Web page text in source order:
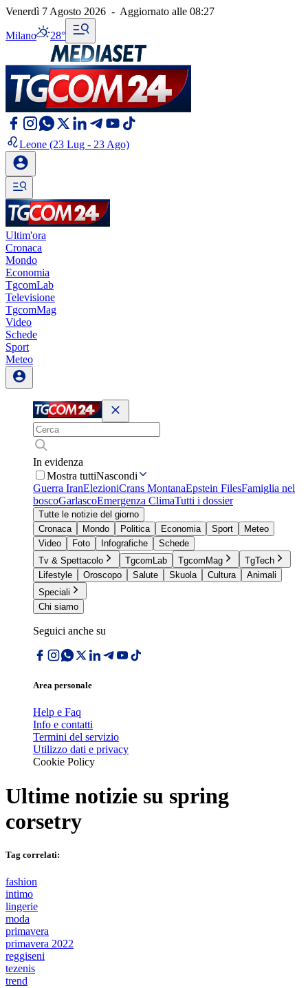
Venerdì 7 Agosto 2026 - Aggiornato alle 08:27
Milano 28°
Leone (23 Lug - 23 Ago)
Ultim'ora
Cronaca
Mondo
Economia
TgcomLab
Televisione
TgcomMag
Video
Schede
Sport
Meteo
In evidenza
Mostra tuttiNascondi
Guerra IranElezioniCrans MontanaEpstein FilesFamiglia nel
boscoGarlascoEmergenza ClimaTutti i dossier
Tutte le notizie del giorno
Cronaca
Mondo Politica Economia Sport
Meteo
Video
Foto Infografiche
Schede
Tv & Spettacolo
TgcomLab TgcomMag
TgTech
Lifestyle
Oroscopo Salute Skuola Cultura
Animali
Speciali
Chi siamo
Seguici anche su
Area personale
Help e Faq
Info e contatti
Termini del servizio
Utilizzo dati e privacy
Cookie Policy
Ultime notizie su spring
corsetry
Tag correlati:
fashion
intimo
lingerie
moda
primavera
primavera 2022
reggiseni
tezenis
trend